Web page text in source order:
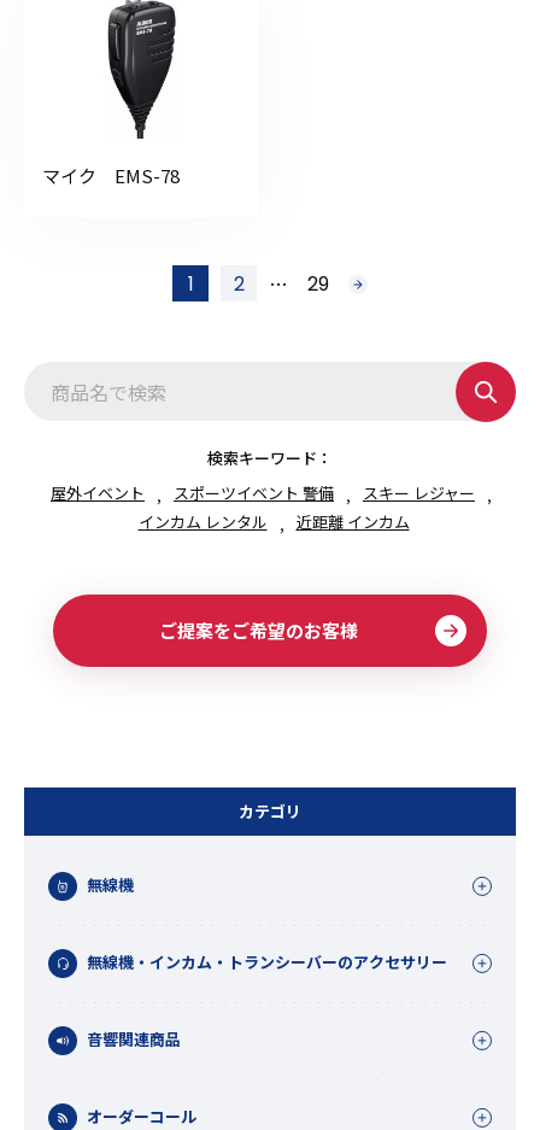
カテゴリ
無線機
無線機・インカム・トランシーバーのアクセサリー
音響関連商品
オーダーコール
マイク EMS-78
1 2 … 29 次
検索キーワード：
屋外イベント
スポーツイベント 警備
スキー レジャー
インカム レンタル
近距離 インカム
ご提案をご希望のお客様